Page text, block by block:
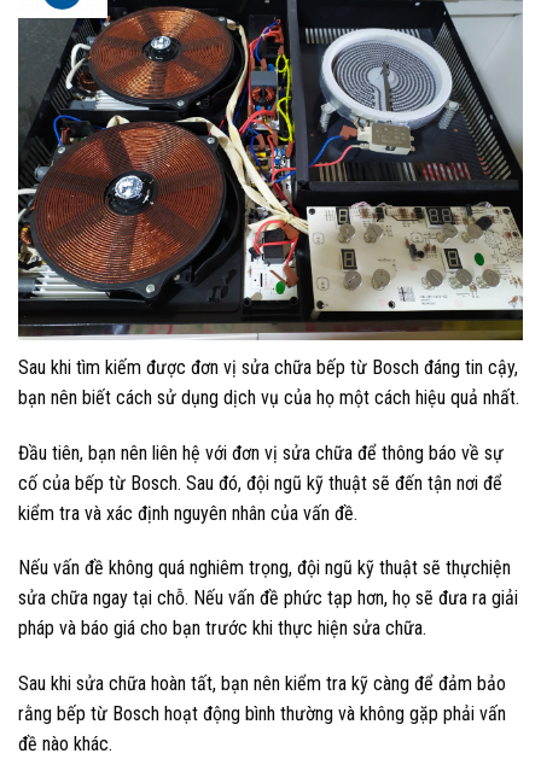
Sau khi tìm kiếm được đơn vị sửa chữa bếp từ Bosch đáng tin cậy,
bạn nên biết cách sử dụng dịch vụ của họ một cách hiệu quả nhất.
Đầu tiên, bạn nên liên hệ với đơn vị sửa chữa để thông báo về sự
cố của bếp từ Bosch. Sau đó, đội ngũ kỹ thuật sẽ đến tận nơi để
kiểm tra và xác định nguyên nhân của vấn đề.
Nếu vấn đề không quá nghiêm trọng, đội ngũ kỹ thuật sẽ thựchiện
sửa chữa ngay tại chỗ. Nếu vấn đề phức tạp hơn, họ sẽ đưa ra giải
pháp và báo giá cho bạn trước khi thực hiện sửa chữa.
Sau khi sửa chữa hoàn tất, bạn nên kiểm tra kỹ càng để đảm bảo
rằng bếp từ Bosch hoạt động bình thường và không gặp phải vấn
đề nào khác.